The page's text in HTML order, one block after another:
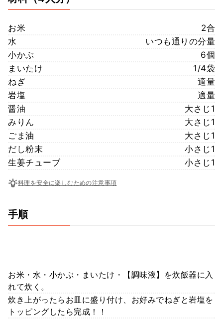
お米
2合
水
いつも通りの分量
小かぶ
6個
まいたけ
1/4袋
ねぎ
適量
岩塩
適量
醤油
大さじ1
みりん
大さじ1
ごま油
大さじ1
だし粉末
小さじ1
生姜チューブ
小さじ1
料理を安全に楽しむための注意事項
手順
お米・水・小かぶ・まいたけ・【調味液】を炊飯器に入
れて炊く。
炊き上がったらお皿に盛り付け、お好みでねぎと岩塩を
トッピングしたら完成！！